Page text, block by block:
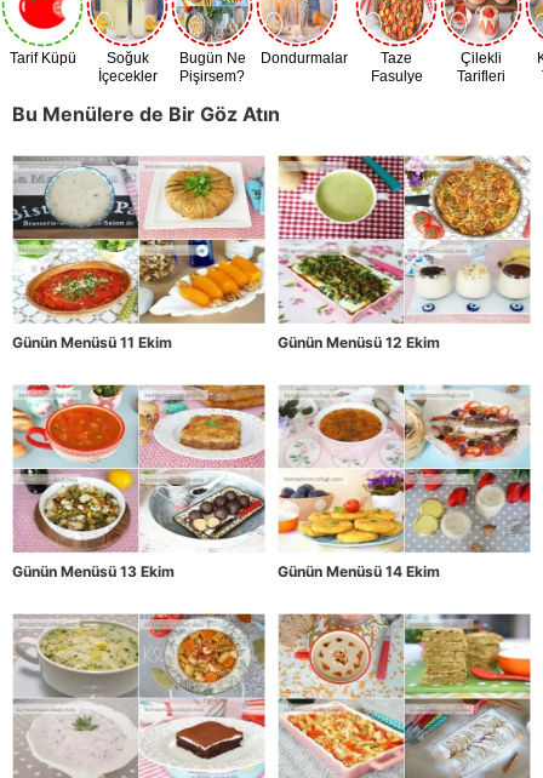
Tarif Küpü
Soğuk
İçecekler
Bugün Ne
Pişirsem?
Dondurmalar
Taze
Fasulye
Çilekli
Tarifleri
Bu Menülere de Bir Göz Atın
Günün Menüsü 11 Ekim Günün Menüsü 12 Ekim
Günün Menüsü 13 Ekim Günün Menüsü 14 Ekim